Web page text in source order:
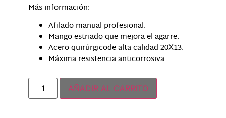
Más información:
Afilado manual profesional.
Mango estriado que mejora el agarre.
Acero quirúrgicode alta calidad 20Х13.
Máxima resistencia anticorrosiva
AÑADIR AL CARRITO